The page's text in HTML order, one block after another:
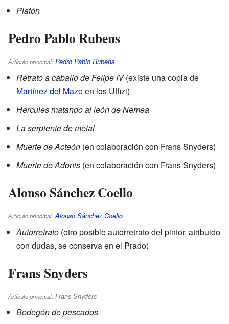
Platón
Pedro Pablo Rubens
Artículo principal: Pedro Pablo Rubens
Retrato a caballo de Felipe IV(existe una copia de
Martínez del Mazoen los Uffizi)
Hércules matando al león de Nemea
La serpiente de metal
Muerte de Acteón (en colaboración con Frans Snyders)
Muerte de Adonis (en colaboración con Frans Snyders)
Alonso Sánchez Coello
Artículo principal: Alonso Sánchez Coello
Autorretrato (otro posible autorretrato del pintor, atribuido
con dudas, se conserva en el Prado)
Frans Snyders
Artículo principal: Frans Snyders
Bodegón de pescados